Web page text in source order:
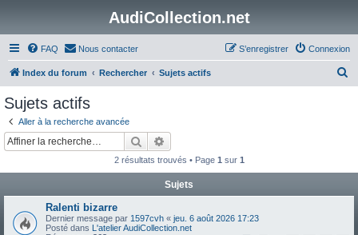
AudiCollection.net
FAQ Nous contacter Connexion
S’enregistrer
Index du forum Rechercher Sujets actifs
Sujets actifs
Aller à la recherche avancée
Rechercher
2 résultats trouvés • Page 1 sur 1
Sujets
Ralenti bizarre
Dernier message par 1597cvh « jeu. 6 août 2026 17:23
Posté dans L'atelier AudiCollection.net